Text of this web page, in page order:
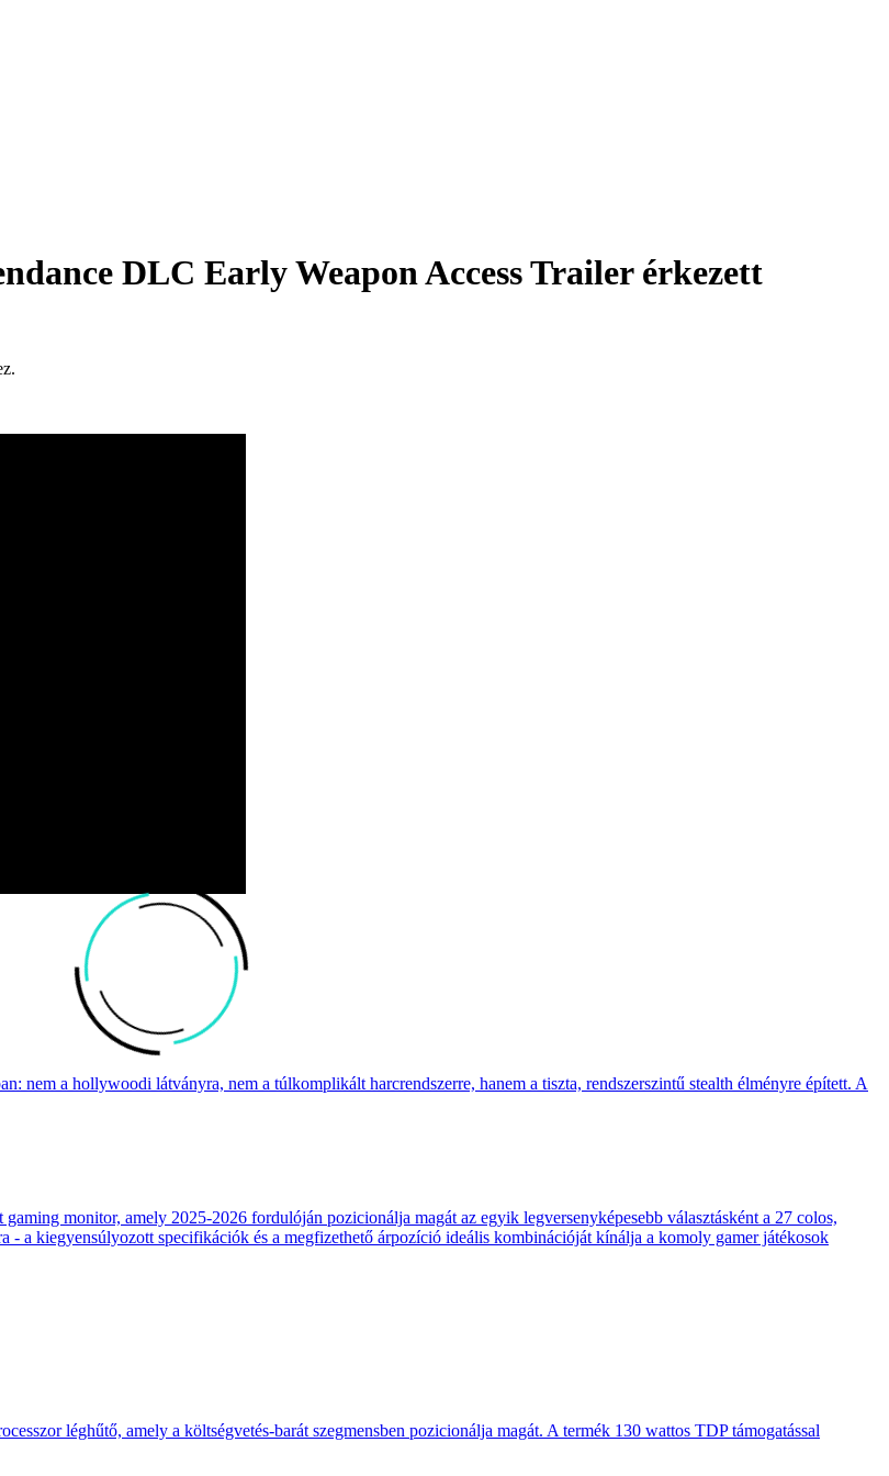
DLC Early Weapon Access Trailer érkezett
nem a hollywoodi látványra, nem a túlkomplikált harcrendszerre, hanem a tiszta, rendszerszintű stealth élményre épített. A
monitor, amely 2025-2026 fordulóján pozicionálja magát az egyik legversenyképesebb választásként a 27 colos,
- a kiegyensúlyozott specifikációk és a megfizethető árpozíció ideális kombinációját kínálja a komoly gamer játékosok
léghűtő, amely a költségvetés-barát szegmensben pozicionálja magát. A termék 130 wattos TDP támogatással